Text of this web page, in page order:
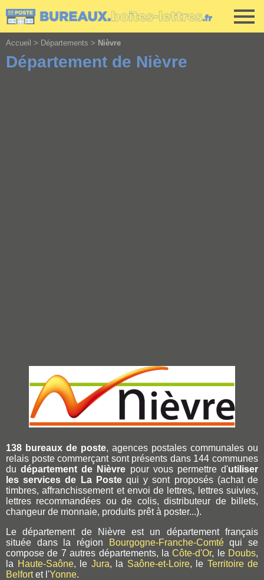
Accueil > Départements > Nièvre
Département de Nièvre
138 bureaux de poste, agences postales communales ou
relais poste commerçant sont présents dans 144 communes
dudépartement de Nièvre pour vous permettre d'utiliser
les services de La Postequi y sont proposés (achat de
timbres, affranchissement et envoi de lettres, lettres suivies,
lettres recommandées ou de colis, distributeur de billets,
changeur de monnaie, produits prêt à poster...).
Le département de Nièvre est un département français
située dans la région
Bourgogne-Franche-Comtéqui se
compose de 7 autres départements, laCôte-d'Or, le Doubs,
la Haute-Saône, le Jura, la Saône-et-Loire, le Territoire de
Belfortet l'Yonne.